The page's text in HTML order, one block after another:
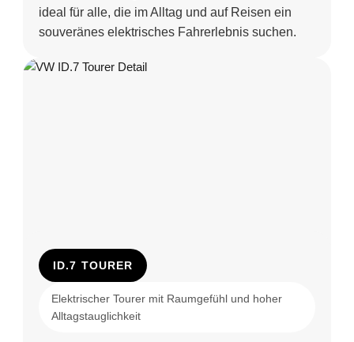
ideal für alle, die im Alltag und auf Reisen ein
souveränes elektrisches Fahrerlebnis suchen.
ID.7 TOURER
Elektrischer Tourer mit Raumgefühl und hoher
Alltagstauglichkeit